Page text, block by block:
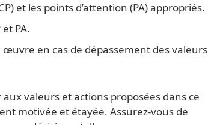
et les points d’attention (PA) appropriés.
PA.
en cas de dépassement des valeurs
valeurs et actions proposées dans ce
motivée et étayée. Assurez-vous de